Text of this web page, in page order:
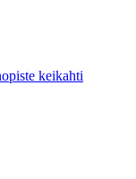
keikahti